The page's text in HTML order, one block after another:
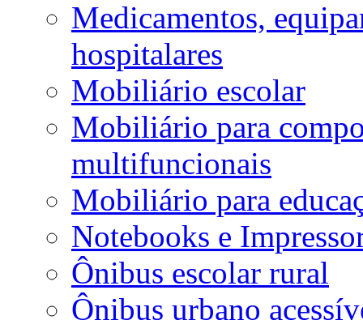
Medicamentos,
hospitalares
Mobiliário escolar
Mobiliário para
multifuncionais
Mobiliário para
Notebooks e
Ônibus escolar rural
Ônibus urbano